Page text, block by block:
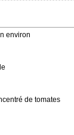
environ
de tomates